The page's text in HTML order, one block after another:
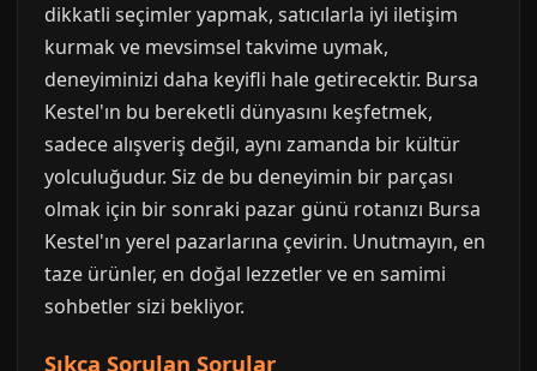
dikkatli seçimler yapmak, satıcılarla iyi iletişim
kurmak ve mevsimsel takvime uymak,
deneyiminizi daha keyifli hale getirecektir. Bursa
Kestel'ın bu bereketli dünyasını keşfetmek,
sadece alışveriş değil, aynı zamanda bir kültür
yolculuğudur. Siz de bu deneyimin bir parçası
olmak için bir sonraki pazar günü rotanızı Bursa
Kestel'ın yerel pazarlarına çevirin. Unutmayın, en
taze ürünler, en doğal lezzetler ve en samimi
sohbetler sizi bekliyor.
Sıkça Sorulan Sorular